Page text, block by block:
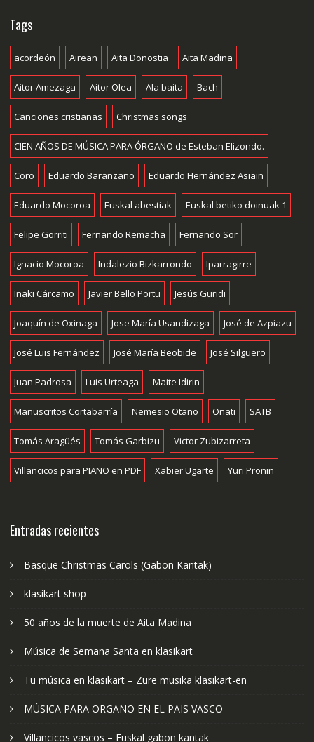
Tags
acordeón Airean Aita Donostia Aita Madina
Aitor Amezaga Aitor Olea Ala baita Bach
Canciones cristianas Christmas songs
CIEN AÑOS DE MÚSICA PARA ÓRGANO de Esteban Elizondo.
Coro Eduardo Baranzano Eduardo Hernández Asiain
Eduardo Mocoroa Euskal abestiak Euskal betiko doinuak 1
Felipe Gorriti Fernando Remacha Fernando Sor
Ignacio Mocoroa Indalezio Bizkarrondo Iparragirre
Iñaki Cárcamo Javier Bello Portu Jesús Guridi
Joaquín de Oxinaga Jose María Usandizaga José de Azpiazu
José Luis Fernández José María Beobide José Silguero
Juan Padrosa Luis Urteaga Maite Idirin
Manuscritos Cortabarría Nemesio Otaño Oñati SATB
Tomás Aragüés Tomás Garbizu Victor Zubizarreta
Villancicos para PIANO en PDF Xabier Ugarte Yuri Pronin
Entradas recientes
Basque Christmas Carols (Gabon Kantak)
klasikart shop
50 años de la muerte de Aita Madina
Música de Semana Santa en klasikart
Tu música en klasikart – Zure musika klasikart-en
MÚSICA PARA ORGANO EN EL PAIS VASCO
Villancicos vascos – Euskal gabon kantak